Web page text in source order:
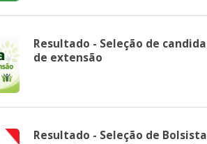
Resultado - Seleção de
de extensão
Resultado - Seleção de